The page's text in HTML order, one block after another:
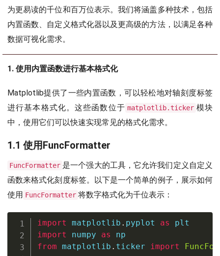
为更易读的千位和百万位表示。我们将涵盖多种技术，包括
内置函数、自定义格式化器以及更高级的方法，以满足各种
数据可视化需求。
1. 使用内置函数进行基本格式化
Matplotlib提供了一些内置函数，可以轻松地对轴刻度标签
进行基本格式化。这些函数位于 matplotlib.ticker 模块
中，使用它们可以快速实现常见的格式化需求。
1.1 使用FuncFormatter
FuncFormatter 是一个强大的工具，它允许我们定义自定义
函数来格式化刻度标签。以下是一个简单的例子，展示如何
使用 FuncFormatter 将数字格式化为千位表示：
import matplotlib . pyplot as
import numpy as
from matplotlib . ticker import